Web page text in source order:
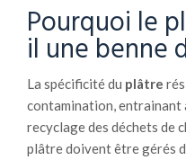
Pourquoi le
il une benne
La spécificité du plâtre
contamination, entrainant
recyclage des déchets de
plâtre doivent être gérés